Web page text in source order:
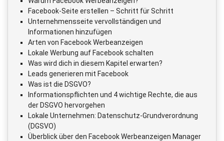
Facebook-Seite erstellen – Schritt für Schritt
Unternehmensseite vervollständigen und
Informationen hinzufügen
Arten von Facebook Werbeanzeigen
Lokale Werbung auf Facebook schalten
Was wird dich in diesem Kapitel erwarten?
Leads generieren mit Facebook
Was ist die DSGVO?
Informationspflichten und 4 wichtige Rechte, die aus
der DSGVO hervorgehen
Lokale Unternehmen: Datenschutz-Grundverordnung
(DGSVO)
Überblick über den Facebook Werbeanzeigen Manager